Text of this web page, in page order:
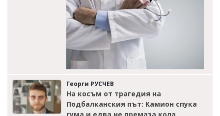
Георги РУСЧЕВ
На косъм от трагедия на
Подбалканския път: Камион спука